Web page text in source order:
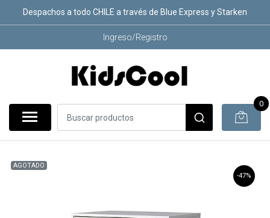
Despachos a todo CHILE a través de Blue Express y Starken
Ingreso/Registro
0
AGOTADO
-47%